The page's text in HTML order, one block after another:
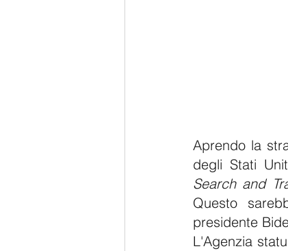
Aprendo la
degli Stati
Search and
Questo
presidente
L'Agenzia